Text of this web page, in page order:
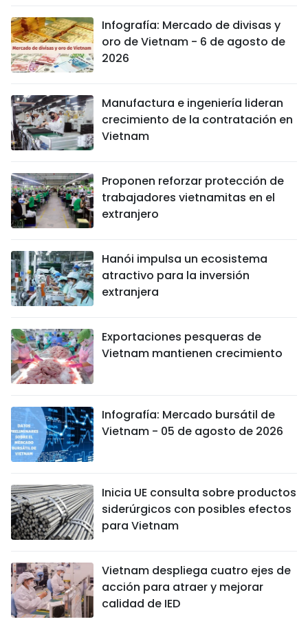
Infografía: Mercado de divisas y
oro de Vietnam - 6 de agosto de
2026
Manufactura e ingeniería lideran
crecimiento de la contratación en
Vietnam
Proponen reforzar protección de
trabajadores vietnamitas en el
extranjero
Hanói impulsa un ecosistema
atractivo para la inversión
extranjera
Exportaciones pesqueras de
Vietnam mantienen crecimiento
Infografía: Mercado bursátil de
Vietnam - 05 de agosto de 2026
Inicia UE consulta sobre productos
siderúrgicos con posibles efectos
para Vietnam
Vietnam despliega cuatro ejes de
acción para atraer y mejorar
calidad de IED